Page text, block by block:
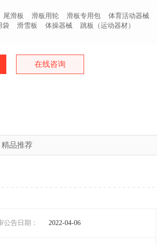
尾滑板 滑板用轮 滑板专用包 体育活动器械
袋
滑雪板 体操器械 跳板（运动器材）
在线咨询
精品推荐
公告日期： 2022-04-06